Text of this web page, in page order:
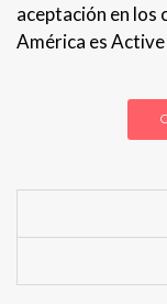
aceptación en los
América es Active